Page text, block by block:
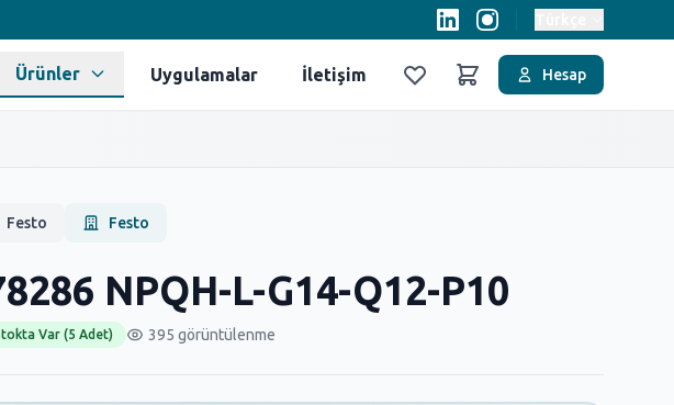
Ürünler Uygulamalar İletişim
FavorilerSepet
Hesap
Festo Festo
NPQH-L-G14-Q12-P10
Var (5 Adet) 395 görüntülenme